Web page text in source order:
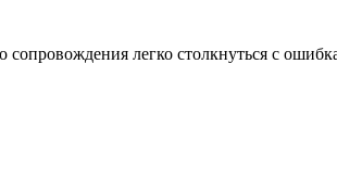
легко столкнуться с